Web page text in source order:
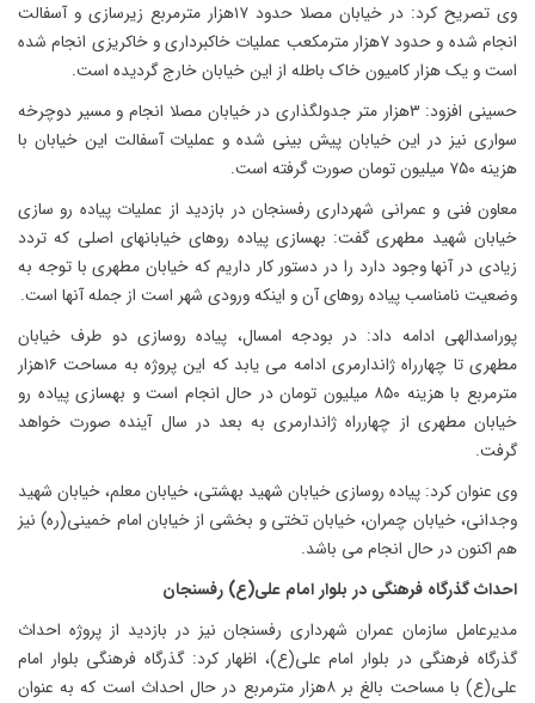
وی تصریح کرد: در خیابان مصلا حدود ۱۷هزار مترمربع زیرسازی و آسفالت
انجام شده و حدود ۷هزار مترمکعب عملیات خاکبرداری و خاکریزی انجام شده
است و یک هزار کامیون خاک باطله از این خیابان خارج گردیده است.
حسینی افزود: ۳هزار متر جدولگذاری در خیابان مصلا انجام و مسیر دوچرخه
سواری نیز در این خیابان پیش بینی شده و عملیات آسفالت این خیابان با
هزینه ۷۵۰ میلیون تومان صورت گرفته است.
معاون فنی و عمرانی شهرداری رفسنجان در بازدید از عملیات پیاده رو سازی
خیابان شهید مطهری گفت: بهسازی پیاده روهای خیابانهای اصلی که تردد
زیادی در آنها وجود دارد را در دستور کار داریم که خیابان مطهری با توجه به
وضعیت نامناسب پیاده روهای آن و اینکه ورودی شهر است از جمله آنها است.
پوراسدالهی ادامه داد: در بودجه امسال، پیاده روسازی دو طرف خیابان
مطهری تا چهارراه ژاندارمری ادامه می یابد که این پروژه به مساحت ۱۶هزار
مترمربع با هزینه ۸۵۰ میلیون تومان در حال انجام است و بهسازی پیاده رو
خیابان مطهری از چهارراه ژاندارمری به بعد در سال آینده صورت خواهد
گرفت.
وی عنوان کرد: پیاده روسازی خیابان شهید بهشتی، خیابان معلم، خیابان شهید
وجدانی، خیابان چمران، خیابان تختی و بخشی از خیابان امام خمینی(ره) نیز
هم اکنون در حال انجام می باشد.
احداث گذرگاه فرهنگی در بلوار امام علی(ع) رفسنجان
مدیرعامل سازمان عمران شهرداری رفسنجان نیز در بازدید از پروژه احداث
گذرگاه فرهنگی در بلوار امام علی(ع)، اظهار کرد: گذرگاه فرهنگی بلوار امام
علی(ع) با مساحت بالغ بر ۸هزار مترمربع در حال احداث است که به عنوان